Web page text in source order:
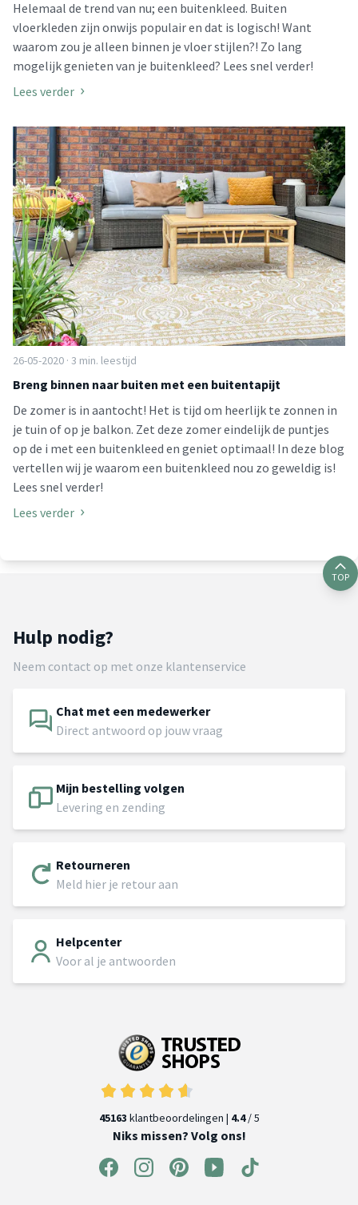
Helemaal de trend van nu; een buitenkleed. Buiten
vloerkleden zijn onwijs populair en dat is logisch! Want
waarom zou je alleen binnen je vloer stijlen?! Zo lang
mogelijk genieten van je buitenkleed? Lees snel verder!
Lees verder
26-05-2020 · 3 min. leestijd
Breng binnen naar buiten met een buitentapijt
De zomer is in aantocht! Het is tijd om heerlijk te zonnen in
je tuin of op je balkon. Zet deze zomer eindelijk de puntjes
op de i met een buitenkleed en geniet optimaal! In deze blog
vertellen wij je waarom een buitenkleed nou zo geweldig is!
Lees snel verder!
Lees verder
TOP
Hulp nodig?
Neem contact op met onze klantenservice
Chat met een medewerker
Direct antwoord op jouw vraag
Mijn bestelling volgen
Levering en zending
Retourneren
Meld hier je retour aan
Helpcenter
Voor al je antwoorden
45163 klantbeoordelingen | 4.4/ 5
Niks missen? Volg ons!